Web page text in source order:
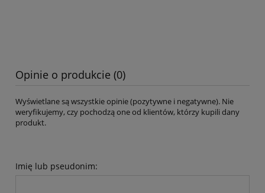
Opinie o produkcie (0)
Wyświetlane są wszystkie opinie (pozytywne i negatywne). Nie
weryfikujemy, czy pochodzą one od klientów, którzy kupili dany
produkt.
Imię lub pseudonim: